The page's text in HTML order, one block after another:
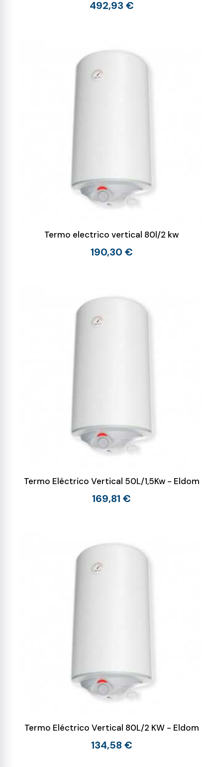
492,93 €
Termo electrico vertical 80l/2 kw
190,30 €
Termo Eléctrico Vertical 50L/1,5Kw - Eldom
169,81 €
Termo Eléctrico Vertical 80L/2 KW - Eldom
134,58 €